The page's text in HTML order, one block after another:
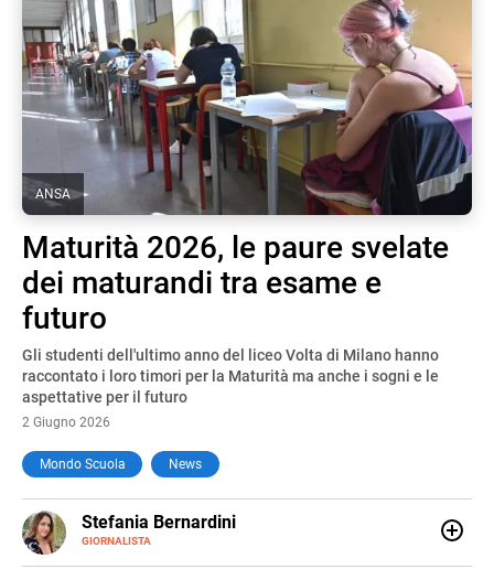
ANSA
Maturità 2026, le paure svelate
dei maturandi tra esame e
futuro
Gli studenti dell'ultimo anno del liceo Volta di Milano hanno
raccontato i loro timori per la Maturità ma anche i sogni e le
aspettative per il futuro
2 Giugno 2026
Mondo Scuola News
Stefania Bernardini
GIORNALISTA
E-
MAIL